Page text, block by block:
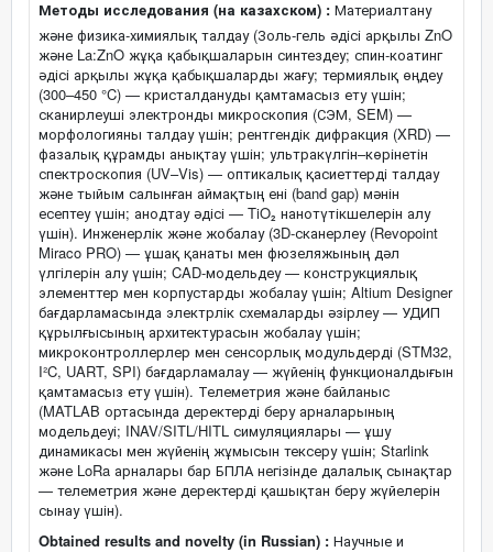
Методы исследования (на казахском) : Материалтану
және физика-химиялық талдау (Золь-гель әдісі арқылы ZnO
және La:ZnO жұқа қабықшаларын синтездеу; спин-коатинг
әдісі арқылы жұқа қабықшаларды жағу; термиялық өңдеу
(300–450 °C) — кристалдануды қамтамасыз ету үшін;
сканирлеуші электронды микроскопия (СЭМ, SEM) —
морфологияны талдау үшін; рентгендік дифракция (XRD) —
фазалық құрамды анықтау үшін; ультракүлгін–көрінетін
спектроскопия (UV–Vis) — оптикалық қасиеттерді талдау
және тыйым салынған аймақтың ені (band gap) мәнін
есептеу үшін; анодтау әдісі — TiO₂ нанотүтікшелерін алу
үшін). Инженерлік және жобалау (3D-сканерлеу (Revopoint
Miraco PRO) — ұшақ қанаты мен фюзеляжының дәл
үлгілерін алу үшін; CAD-модельдеу — конструкциялық
элементтер мен корпустарды жобалау үшін; Altium Designer
бағдарламасында электрлік схемаларды әзірлеу — УДИП
құрылғысының архитектурасын жобалау үшін;
микроконтроллерлер мен сенсорлық модульдерді (STM32,
I²C, UART, SPI) бағдарламалау — жүйенің функционалдығын
қамтамасыз ету үшін). Телеметрия және байланыс
(MATLAB ортасында деректерді беру арналарының
модельдеуі; INAV/SITL/HITL симуляциялары — ұшу
динамикасы мен жүйенің жұмысын тексеру үшін; Starlink
және LoRa арналары бар БПЛА негізінде далалық сынақтар
— телеметрия және деректерді қашықтан беру жүйелерін
сынау үшін).
Obtained results and novelty (in Russian) : Научные и